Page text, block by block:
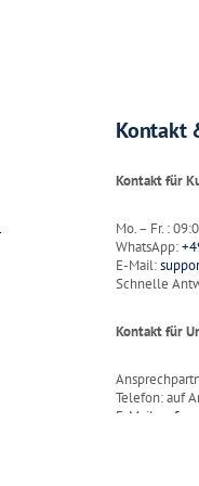
Kontakt
Kontakt für
Mo. – Fr. :
WhatsApp:
E-Mail:
Schnelle
Kontakt für
Telefon: auf
E-Mail: